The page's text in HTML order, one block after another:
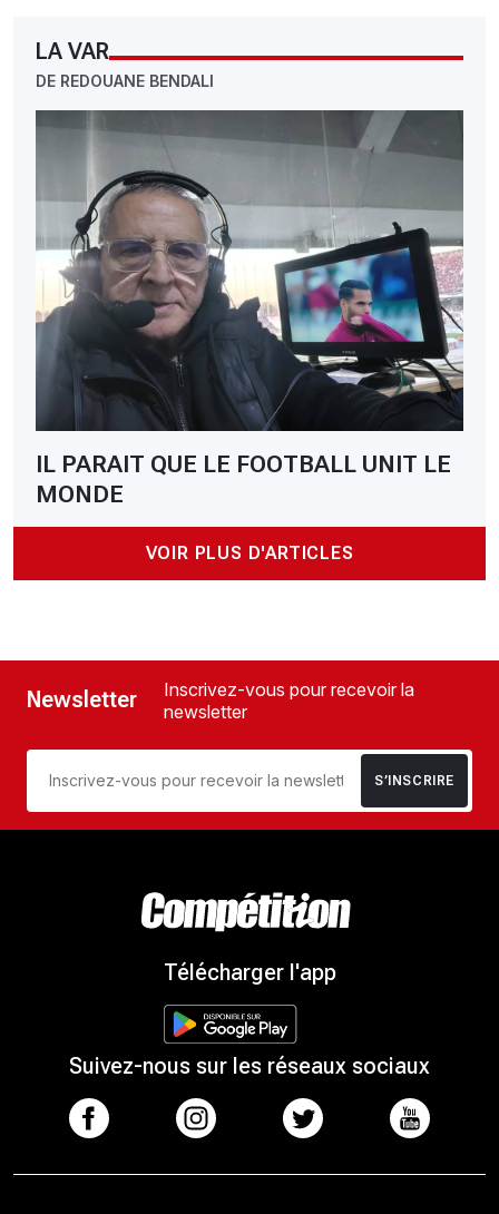
LA VAR
DE REDOUANE BENDALI
IL PARAIT QUE LE FOOTBALL UNIT LE
MONDE
VOIR PLUS D'ARTICLES
Newsletter
Inscrivez-vous pour recevoir la
newsletter
S’INSCRIRE
Télécharger l'app
Suivez-nous sur les réseaux sociaux